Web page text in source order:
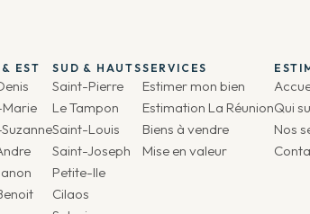
EST SUD & HAUTS
Saint-Pierre
Le Tampon
Saint-Louis
Saint-Joseph
Petite-Ile
Cilaos
SERVICES
Estimer mon bien
Estimation La Réunion
Biens à vendre
Mise en valeur
Qui
Nos